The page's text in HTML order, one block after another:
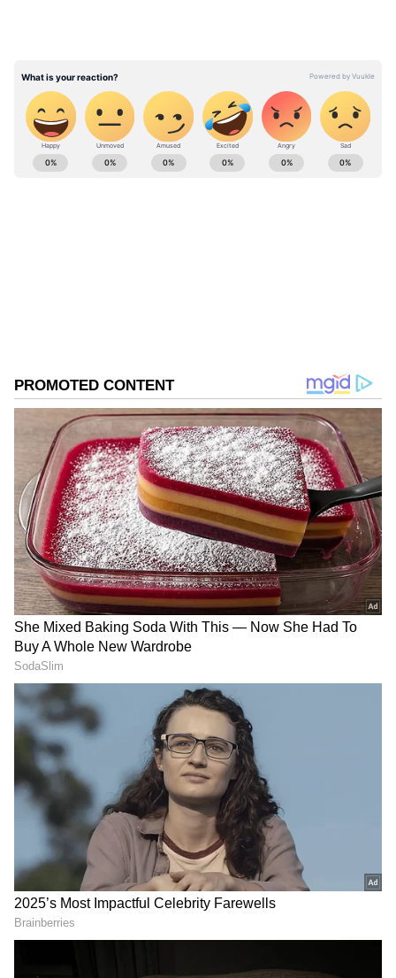
డెక్కన్ మాల్ లో అగ్ని ప్రమాదం జరిగింది. ఈ
ప్రమాదంలో ముగ్గురు మృతి చెందారు. నిన్న సికింద్రాబాద్
స్వప్నలోక్ కాంప్లెక్స్ లో జరిగిన అగ్ని ప్రమాదంలో
ఆరుగరు మృతి చెందారు.
హైద్రాబాద్ , సికింద్రాబాద్ లలో వరుస అగ్ని ప్రమాదాలు
చేసుకున్న సమయాల్లో అధికారులు హడావుడి
ABOUT THE AUTHOR
DOWNLOAD APP